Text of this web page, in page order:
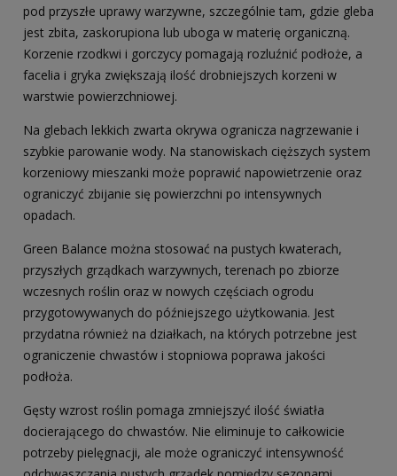
pod przyszłe uprawy warzywne, szczególnie tam, gdzie gleba
jest zbita, zaskorupiona lub uboga w materię organiczną.
Korzenie rzodkwi i gorczycy pomagają rozluźnić podłoże, a
facelia i gryka zwiększają ilość drobniejszych korzeni w
warstwie powierzchniowej.
Na glebach lekkich zwarta okrywa ogranicza nagrzewanie i
szybkie parowanie wody. Na stanowiskach cięższych system
korzeniowy mieszanki może poprawić napowietrzenie oraz
ograniczyć zbijanie się powierzchni po intensywnych
opadach.
Green Balance można stosować na pustych kwaterach,
przyszłych grządkach warzywnych, terenach po zbiorze
wczesnych roślin oraz w nowych częściach ogrodu
przygotowywanych do późniejszego użytkowania. Jest
przydatna również na działkach, na których potrzebne jest
ograniczenie chwastów i stopniowa poprawa jakości
podłoża.
Gęsty wzrost roślin pomaga zmniejszyć ilość światła
docierającego do chwastów. Nie eliminuje to całkowicie
potrzeby pielęgnacji, ale może ograniczyć intensywność